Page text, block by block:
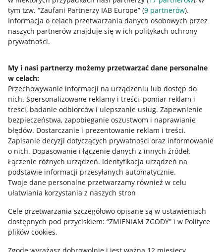
tym tzw. “Zaufani Partnerzy IAB Europe” (9 partnerów).
Informacja o celach przetwarzania danych osobowych przez
naszych partnerów znajduje się w ich politykach ochrony
prywatności.
My i nasi partnerzy możemy przetwarzać dane personalne
w celach:
Przechowywanie informacji na urządzeniu lub dostęp do
nich. Spersonalizowane reklamy i treści, pomiar reklam i
treści, badanie odbiorców i ulepszanie usług. Zapewnienie
bezpieczeństwa, zapobieganie oszustwom i naprawianie
błędów. Dostarczanie i prezentowanie reklam i treści.
Zapisanie decyzji dotyczących prywatności oraz informowanie
o nich. Dopasowanie i łączenie danych z innych źródeł.
Łączenie różnych urządzeń. Identyfikacja urządzeń na
podstawie informacji przesyłanych automatycznie.
Twoje dane personalne przetwarzamy również w celu
ułatwiania korzystania z naszych stron
Cele przetwarzania szczegółowo opisane są w ustawieniach
dostępnych pod przyciskiem: “ZMIENIAM ZGODY” i w Polityce
plików cookies.
Przydatne informacje
Jak to działa
Allegro Gadane dla sprzedających
Allegro Gadane dla kupujących
Mapa miejscowości
Informacje prawne
Regulamin
Polityka plików "cookies"
Ustawienia plików "cookies"
Udostępnianie lokalizacji
Informacje dla Aktu o Usługach Cyfrowych